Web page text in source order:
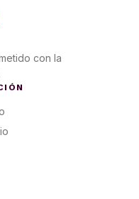
con la